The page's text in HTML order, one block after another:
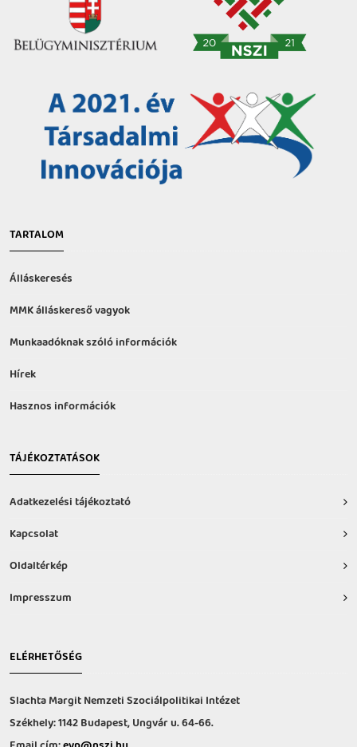
TARTALOM
Álláskeresés
MMK álláskereső vagyok
Munkaadóknak szóló információk
Hírek
Hasznos információk
TÁJÉKOZTATÁSOK
Adatkezelési tájékoztató
Kapcsolat
Oldaltérkép
Impresszum
ELÉRHETŐSÉG
Slachta Margit Nemzeti Szociálpolitikai Intézet
Székhely: 1142 Budapest, Ungvár u. 64-66.